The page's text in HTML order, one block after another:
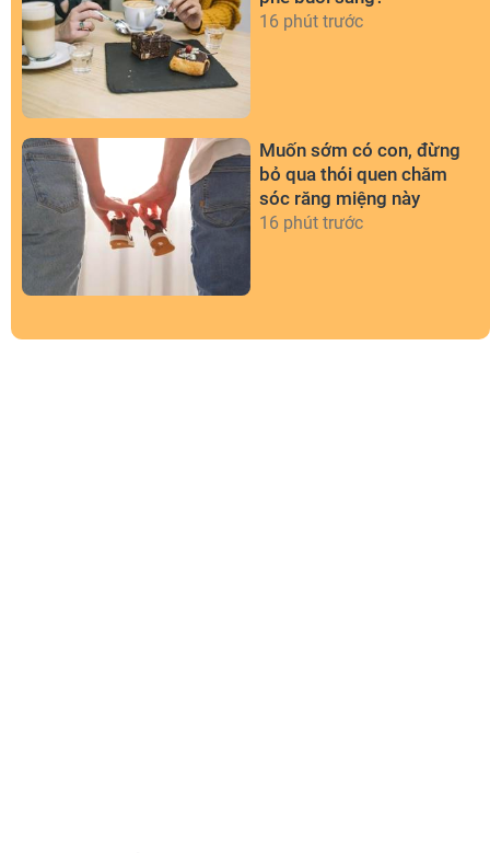
16 phút trước
Muốn sớm có con, đừng
bỏ qua thói quen chăm
sóc răng miệng này
16 phút trước